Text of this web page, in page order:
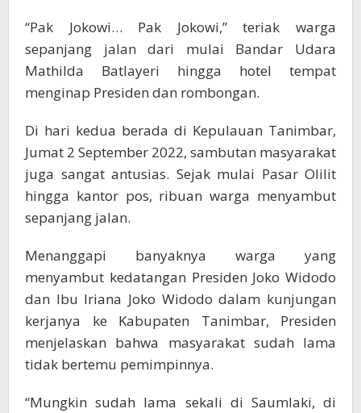
“Pak Jokowi… Pak Jokowi,” teriak warga
sepanjang jalan dari mulai Bandar Udara
Mathilda Batlayeri hingga hotel tempat
menginap Presiden dan rombongan.
Di hari kedua berada di Kepulauan Tanimbar,
Jumat 2 September 2022, sambutan masyarakat
juga sangat antusias. Sejak mulai Pasar Olilit
hingga kantor pos, ribuan warga menyambut
sepanjang jalan.
Menanggapi banyaknya warga yang
menyambut kedatangan Presiden Joko Widodo
dan Ibu Iriana Joko Widodo dalam kunjungan
kerjanya ke Kabupaten Tanimbar, Presiden
menjelaskan bahwa masyarakat sudah lama
tidak bertemu pemimpinnya.
“Mungkin sudah lama sekali di Saumlaki, di